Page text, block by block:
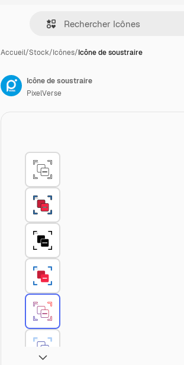
Accueil/Stock/Icônes/Icône de soustraire
Icône de soustraire
PixelVerse